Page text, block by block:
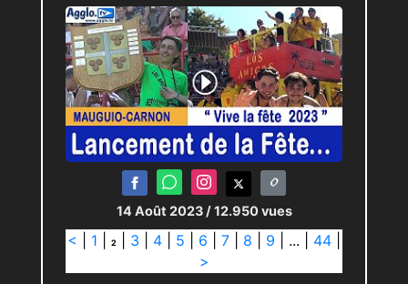
14 Août 2023 / 12.950 vues
< 1 2 3 4 5 6 7 8 9 ... 44
>